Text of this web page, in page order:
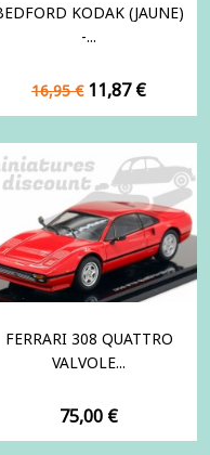
KODAK (JAUNE)
-...
Prix
de
16,95 € Prix
11,87 €
FERRARI 308 QUATTRO
VALVOLE...
Prix
75,00 €